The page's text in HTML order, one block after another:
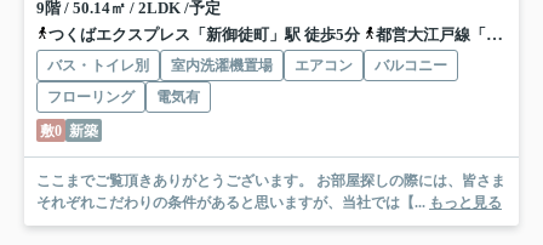
9階 / 50.14㎡ / 2LDK /予定
つくばエクスプレス「新御徒町」駅 徒歩5分
都営大江戸線「蔵前」駅 徒歩8分
バス・トイレ別 室内洗濯機置場 エアコン
バルコニー
フローリング
電気有
敷0 新築
ここまでご覧頂きありがとうございます。 お部屋探しの際には、皆さま
それぞれこだわりの条件があると思いますが、当社では【... もっと見る